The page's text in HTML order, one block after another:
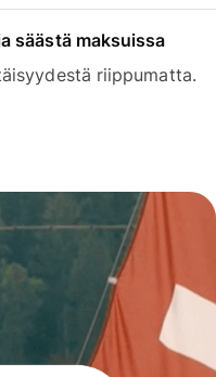
säästä maksuissa
riippumatta.